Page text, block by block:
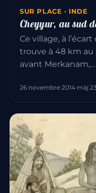
SUR PLACE · INDE
Cheyyur, au sud
Ce village, à
trouve à 48 km au
avant Merkanam,…
26 novembre 2014·màj